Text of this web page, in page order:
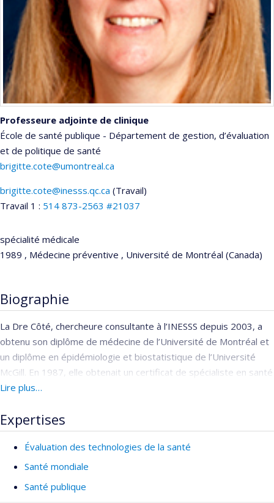
Professeure adjointe de clinique
École de santé publique - Département de gestion, d’évaluation
et de politique de santé
brigitte.cote@umontreal.ca
Courriels
brigitte.cote@inesss.qc.ca (Travail)
Travail 1 : 514 873-2563 #21037
spécialité médicale
1989 , Médecine préventive , Université de Montréal (Canada)
Biographie
La Dre Côté, chercheure consultante à l’INESSS depuis 2003, a
obtenu son diplôme de médecine de l’Université de Montréal et
un diplôme en épidémiologie et biostatistique de l’Université
McGill. En 1987, elle obtenait un certificat de spécialiste en santé
communautaire du Collège royal des médecins du Canad, suivi
d’administration publique de l’Université du Québec et en 2004
de la maîtrise internationale ULYSSES en évaluation et gestion
des technologies de la santé (ETS).
Après quelques années de pratique en soins de première ligne,
au sein d’une équipe multidisciplinaire de soins de première ligne
Lire plus…
Expertises
Évaluation des technologies de la santé
Santé mondiale
Santé publique